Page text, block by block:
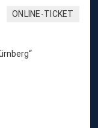
ONLINE-TICKET